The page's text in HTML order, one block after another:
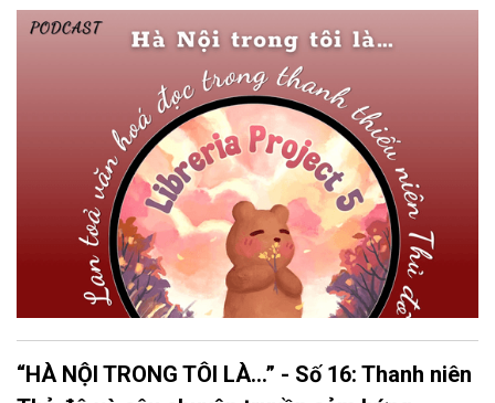
học sinh THCS, THPT trên địa bàn thành phố Hà Nội.
“HÀ NỘI TRONG TÔI LÀ…” - Số 16: Thanh niên